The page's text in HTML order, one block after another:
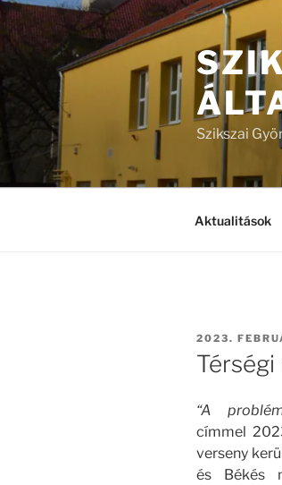
Tartalomhoz
Szikszai
Aktualitások
BEKÜLDVE:
2023.
“A
címmel
verseny
és Békés